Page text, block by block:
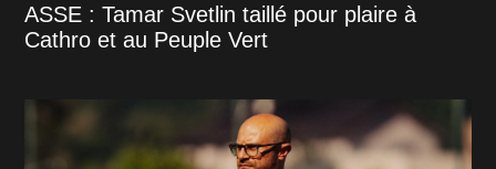
ASSE : Tamar Svetlin taillé pour plaire à
Cathro et au Peuple Vert